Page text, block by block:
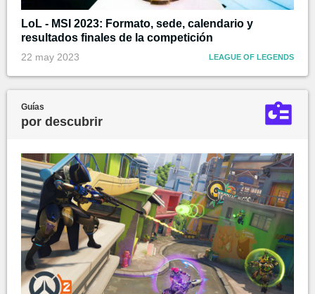
LoL - MSI 2023: Formato, sede, calendario y
resultados finales de la competición
22 may 2023 LEAGUE OF LEGENDS
Guías
por descubrir